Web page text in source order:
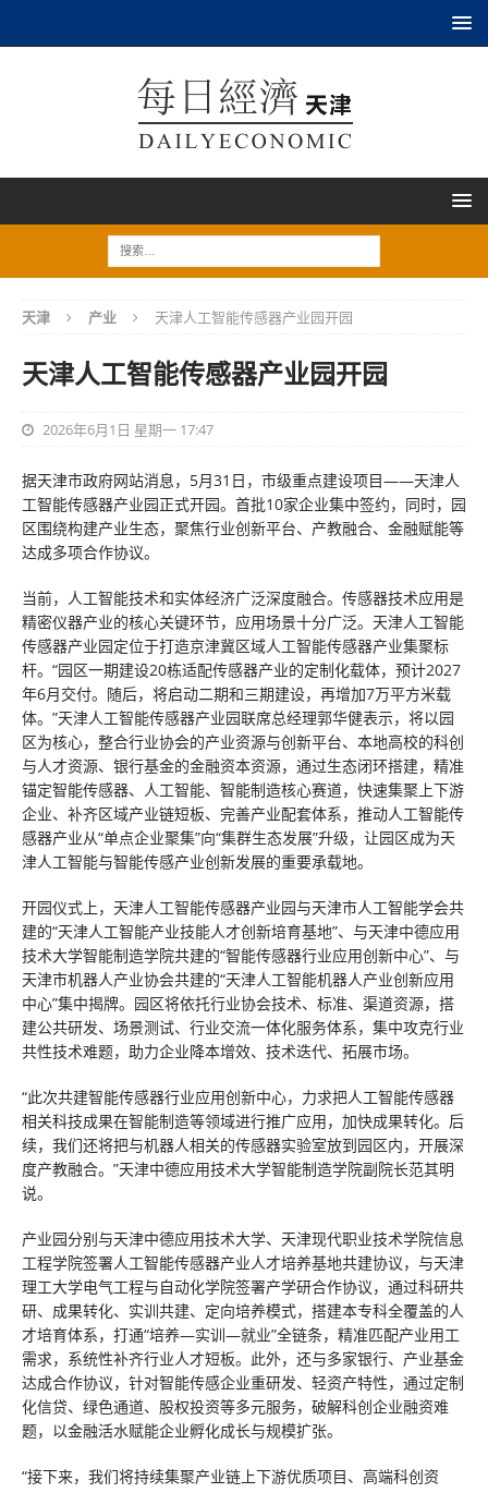
天津 产业 天津人工智能传感器产业园开园
天津人工智能传感器产业园开园
2026年6月1日 星期一 17:47
据天津市政府网站消息，5月31日，市级重点建设项目——天津人
工智能传感器产业园正式开园。首批10家企业集中签约，同时，园
区围绕构建产业生态，聚焦行业创新平台、产教融合、金融赋能等
达成多项合作协议。
当前，人工智能技术和实体经济广泛深度融合。传感器技术应用是
精密仪器产业的核心关键环节，应用场景十分广泛。天津人工智能
传感器产业园定位于打造京津冀区域人工智能传感器产业集聚标
杆。“园区一期建设20栋适配传感器产业的定制化载体，预计2027
年6月交付。随后，将启动二期和三期建设，再增加7万平方米载
体。”天津人工智能传感器产业园联席总经理郭华健表示，将以园
区为核心，整合行业协会的产业资源与创新平台、本地高校的科创
与人才资源、银行基金的金融资本资源，通过生态闭环搭建，精准
锚定智能传感器、人工智能、智能制造核心赛道，快速集聚上下游
企业、补齐区域产业链短板、完善产业配套体系，推动人工智能传
感器产业从“单点企业聚集”向“集群生态发展”升级，让园区成为天
津人工智能与智能传感产业创新发展的重要承载地。
开园仪式上，天津人工智能传感器产业园与天津市人工智能学会共
建的“天津人工智能产业技能人才创新培育基地”、与天津中德应用
技术大学智能制造学院共建的“智能传感器行业应用创新中心”、与
天津市机器人产业协会共建的“天津人工智能机器人产业创新应用
中心”集中揭牌。园区将依托行业协会技术、标准、渠道资源，搭
建公共研发、场景测试、行业交流一体化服务体系，集中攻克行业
共性技术难题，助力企业降本增效、技术迭代、拓展市场。
“此次共建智能传感器行业应用创新中心，力求把人工智能传感器
相关科技成果在智能制造等领域进行推广应用，加快成果转化。后
续，我们还将把与机器人相关的传感器实验室放到园区内，开展深
度产教融合。”天津中德应用技术大学智能制造学院副院长范其明
说。
产业园分别与天津中德应用技术大学、天津现代职业技术学院信息
工程学院签署人工智能传感器产业人才培养基地共建协议，与天津
理工大学电气工程与自动化学院签署产学研合作协议，通过科研共
研、成果转化、实训共建、定向培养模式，搭建本专科全覆盖的人
才培育体系，打通“培养—实训—就业”全链条，精准匹配产业用工
需求，系统性补齐行业人才短板。此外，还与多家银行、产业基金
达成合作协议，针对智能传感企业重研发、轻资产特性，通过定制
化信贷、绿色通道、股权投资等多元服务，破解科创企业融资难
题，以金融活水赋能企业孵化成长与规模扩张。
“接下来，我们将持续集聚产业链上下游优质项目、高端科创资